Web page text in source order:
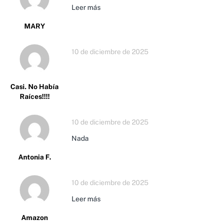
MARY
Leer más
Casi. No Había
Raíces!!!!
10 de diciembre de 2025
Antonia F.
10 de diciembre de 2025
Nada
Amazon
10 de diciembre de 2025
Leer más